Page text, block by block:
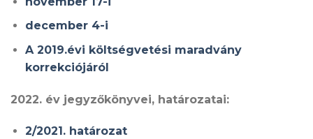
december 4-i
A 2019.évi költségvetési maradvány
korrekciójáról
2022. év jegyzőkönyvei, határozatai:
2/2021. határozat